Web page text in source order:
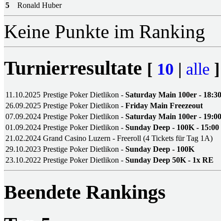
5
Ronald Huber
Keine Punkte im Ranking
Turnierresultate [ 10 | alle ]
11.10.2025 Prestige Poker Dietlikon - Saturday Main 100er - 18:30
26.09.2025 Prestige Poker Dietlikon - Friday Main Freezeout
07.09.2024 Prestige Poker Dietlikon - Saturday Main 100er - 19:00
01.09.2024 Prestige Poker Dietlikon - Sunday Deep - 100K - 15:00
21.02.2024 Grand Casino Luzern - Freeroll (4 Tickets für Tag 1A)
29.10.2023 Prestige Poker Dietlikon - Sunday Deep - 100K
23.10.2022 Prestige Poker Dietlikon - Sunday Deep 50K - 1x RE
Beendete Rankings